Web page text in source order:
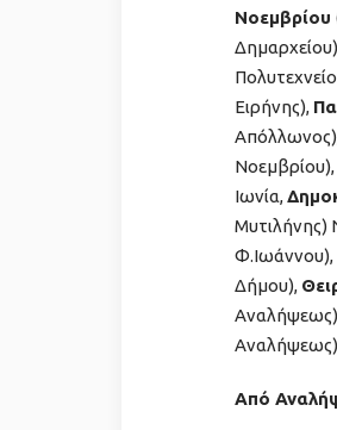
Νοεμβρίου
Ειρήνης),
Νοεμβρίου),
Ιωνία,
Μυτιλήνης)
Φ.Ιωάννου),
Δήμου),
Από